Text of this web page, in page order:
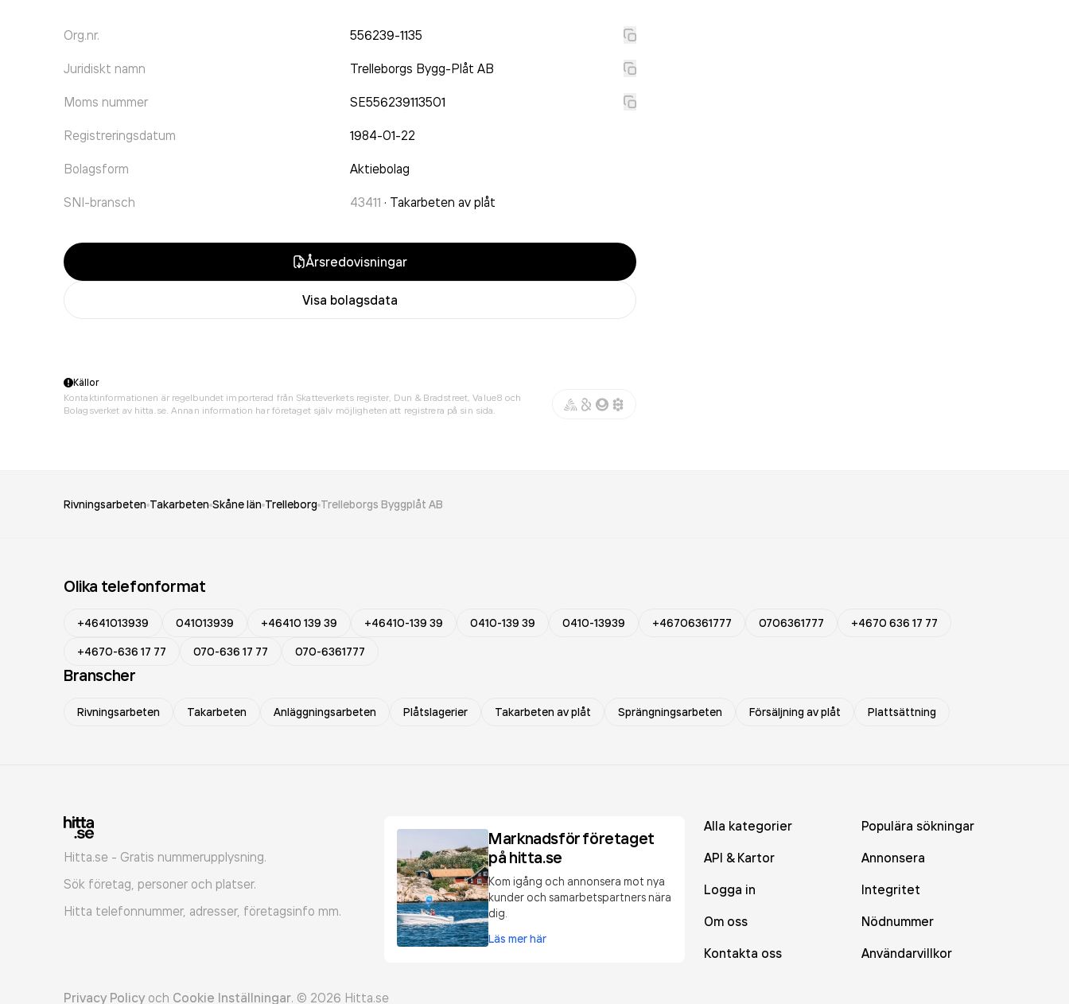
Org.nr. 556239-1135
Juridiskt namn Trelleborgs Bygg-Plåt AB
Moms nummer SE556239113501
Registreringsdatum 1984-01-22
Bolagsform Aktiebolag
SNI-bransch 43411 · Takarbeten av plåt
Årsredovisningar
Visa bolagsdata
Källor
Kontaktinformationen är regelbundet importerad från Skatteverkets register, Dun & Bradstreet, Value8 och
Bolagsverket av hitta.se. Annan information har företaget själv möjligheten att registrera på sin sida.
Rivningsarbeten Takarbeten Skåne län Trelleborg Trelleborgs Byggplåt AB
Olika telefonformat
+4641013939 041013939 +46410 139 39 +46410-139 39 0410-139 39 0410-13939 +46706361777 0706361777
+4670 636 17 77
+4670-636 17 77
070-636 17 77 070-6361777
Branscher
Rivningsarbeten Takarbeten Anläggningsarbeten Plåtslagerier Takarbeten av plåt Sprängningsarbeten Försäljning av plåt Plattsättning
Hitta.se - Gratis nummerupplysning.
Sök företag, personer och platser.
Hitta telefonnummer, adresser, företagsinfo mm.
Marknadsför företaget
på hitta.se
Kom igång och annonsera mot nya
kunder och samarbetspartners nära
dig.
Läs mer här
Alla kategorier
Populära sökningar
API & Kartor
Annonsera
Logga in
Integritet
Om oss
Nödnummer
Kontakta oss
Användarvillkor
Privacy Policy och Cookie Inställningar. © 2026 Hitta.se